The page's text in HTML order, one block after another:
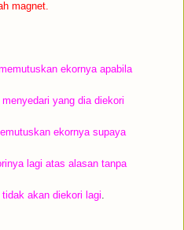
magnet.
ekornya apabila
yang dia diekori
ekornya supaya
lagi atas alasan tanpa
akan diekori lagi.